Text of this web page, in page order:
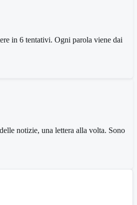
in 6 tentativi. Ogni parola viene dai
notizie, una lettera alla volta. Sono